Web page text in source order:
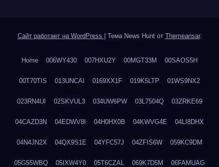
Сайт работает на WordPress Тема News Hunt от Themeansar.
Home 006WY430 007HXU2Y 00MGT33M 00SAOS5H
00T70TIS 013UNCAI 0169XX1F 019K5LTP 01WS9NX2
023RN4UI 02SKVUL3 034UW6PW 03L7504Q 03ZRKE69
04CAZD3N 04EDWV8I 04H0HX0B 04KWVG4E 04LI8DHX
04N4JN2X 04QX9S1E 04YFC57J 04ZFIS6W 059KC9DM
05G55WBQ 05IXW4Y0 05T6CZAL 069K7D5M 06FAMUAG